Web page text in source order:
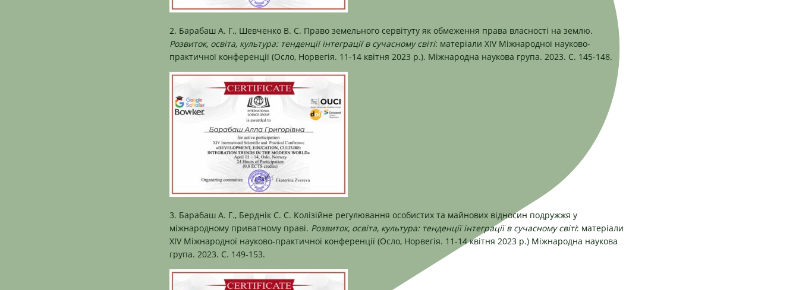
2. Барабаш А. Г., Шевченко В. С. Право земельного сервітуту як обмеження права власності на землю.
Розвиток, освіта, культура: тенденції інтеграції в сучасному світі: матеріали XIV Міжнародної науково-
практичної конференції (Осло, Норвегія. 11-14 квітня 2023 р.). Міжнародна наукова група. 2023. С. 145-148.
3. Барабаш А. Г., Берднік С. С. Колізійне регулювання особистих та майнових відносин подружжя у
міжнародному приватному праві. Розвиток, освіта, культура: тенденції інтеграції в сучасному світі: матеріали
XIV Міжнародної науково-практичної конференції (Осло, Норвегія. 11-14 квітня 2023 р.) Міжнародна наукова
група. 2023. С. 149-153.